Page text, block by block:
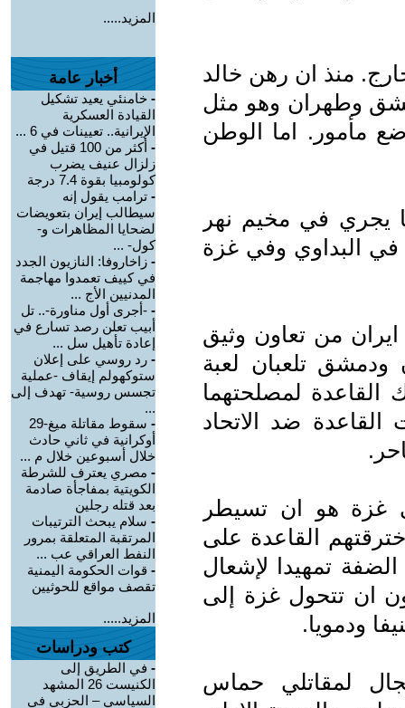
منذ ان رهن خالد
وطهران وهو مثل
مأمور. اما الوطن
يجري في مخيم نهر
في البداوي وفي غزة
من تعاون وثيق
ودمشق تلعبان لعبة
القاعدة لمصلحتهما
ضد الاتحاد
غزة هو ان تسيطر
القاعدة على
تمهيدا لإشعال
ان تتحول غزة إلى
ودمويا.
لمقاتلي حماس
المزيد.....
أخبار عامة
- خامنئي يعيد تشكيل
القيادة العسكرية
الإيرانية.. تعيينات في 6 ...
-
أكثر من 100 قتيل في
زلزال عنيف يضرب
كولومبيا بقوة 7.4 درجة
- ترامب يقول إنه
سيطالب إيران بتعويضات
لضحايا المظاهرات و-
كول- ...
- زاخاروفا: النازيون الجدد
في كييف تعمدوا مهاجمة
المدنيين الأج ...
- -أجرى أول مناورة-.. تل
أبيب تعلن رصد تسارع في
إعادة تأهيل سل ...
- رد روسي على إعلان
ستوكهولم إيقاف -عملية
تجسس روسية- تهدف إلى
...
-
سقوط مقاتلة ميغ-29
أوكرانية في ثاني حادث
خلال أسبوعين خلال م ...
- مصري يعترف للشرطة
الكويتية بمفاجأة صادمة
بعد قتله رجلين
- سلام يبحث الترتيبات
المرتقبة المتعلقة بمرور
النفط العراقي عب ...
- قوات الحكومة اليمنية
تقصف مواقع للحوثيين
المزيد.....
كتب ودراسات
- في الطريق إلى
الكنيست 26 المشهد
السياسي – الحزبي في